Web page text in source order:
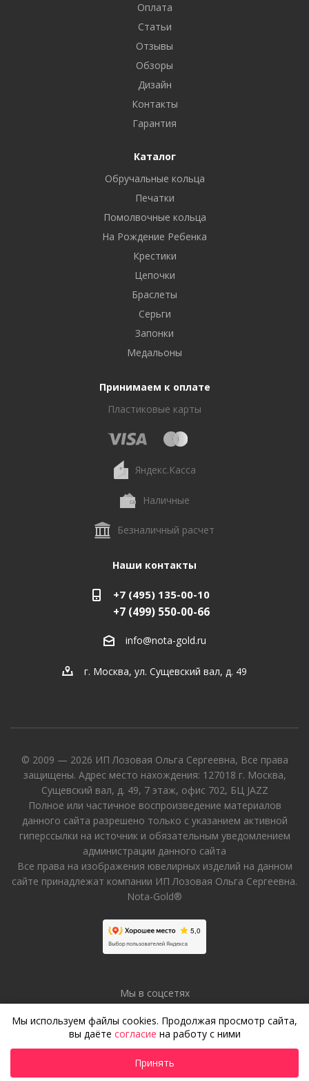
Оплата
Статьи
Отзывы
Обзоры
Дизайн
Контакты
Гарантия
Каталог
Обручальные кольца
Печатки
Помолвочные кольца
На Рождение Ребенка
Крестики
Цепочки
Браслеты
Серьги
Запонки
Медальоны
Принимаем к оплате
Пластиковые карты
Яндекс.Касса
Наличные
Безналичный расчет
Наши контакты
+7 (495) 135-00-10
+7 (499) 550-00-66
info@nota-gold.ru
г. Москва, ул. Сущевский вал, д. 49
© 2009 — 2026 ИП Лозовая Ольга Сергеевна, Все права
защищены. Адрес место нахождения: 127018 г. Москва,
Сущевский вал, д. 49, 7 этаж, офис 702, БЦ JAZZ
Полное или частичное воспроизведение материалов
данного сайта разрешено только с указанием активной
гиперссылки на источник и обязательным уведомлением
администрации данного сайта
Все права на изображения ювелирных изделий на данном
сайте принадлежат компании ИП Лозовая Ольга Сергеевна.
Nota-Gold®
Мы в соцсетях
Мы используем файлы cookies. Продолжая просмотр сайта,
вы даёте согласие на работу с ними
Принять